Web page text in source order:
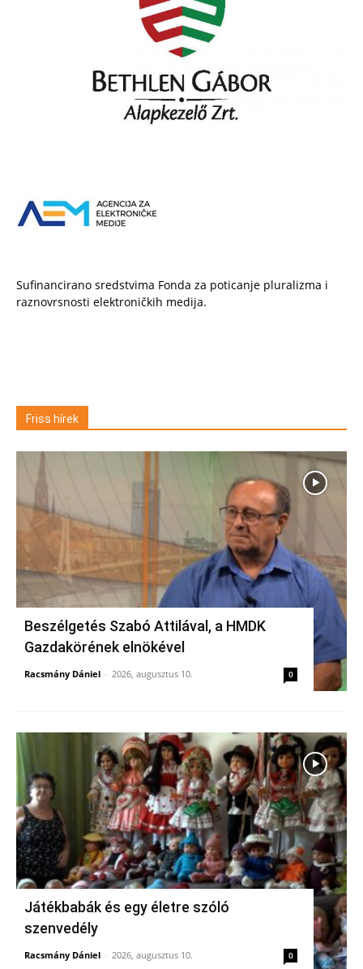
Sufinancirano sredstvima Fonda za poticanje pluralizma i
raznovrsnosti elektroničkih medija.
Friss hírek
Beszélgetés Szabó Attilával, a HMDK
Gazdakörének elnökével
Racsmány Dániel - 2026, augusztus 10. 0
Játékbabák és egy életre szóló
szenvedély
Racsmány Dániel - 2026, augusztus 10. 0